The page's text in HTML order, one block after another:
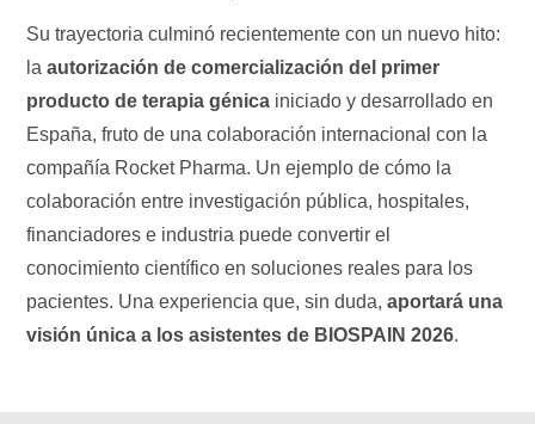
Su trayectoria culminó recientemente con un nuevo hito:
laautorización de comercialización del primer
producto de terapia génica iniciado y desarrollado en
España, fruto de una colaboración internacional con la
compañía Rocket Pharma. Un ejemplo de cómo la
colaboración entre investigación pública, hospitales,
financiadores e industria puede convertir el
conocimiento científico en soluciones reales para los
pacientes. Una experiencia que, sin duda,aportará una
visión única a los asistentes de BIOSPAIN 2026.